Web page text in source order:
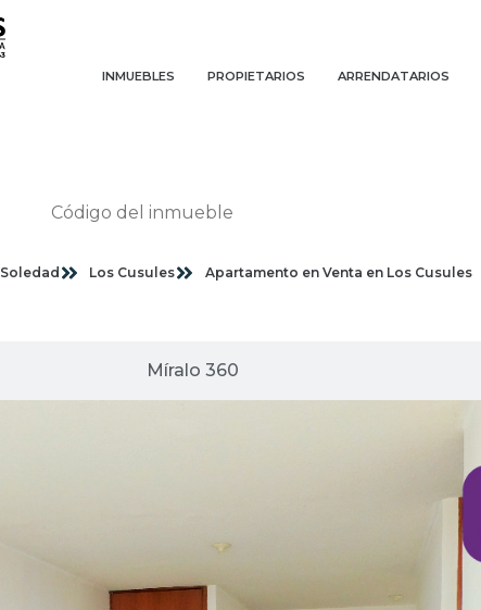
INMUEBLES PROPIETARIOS ARRENDATARIOS
Soledad Los Cusules Apartamento en Venta en Los Cusules
Míralo 360